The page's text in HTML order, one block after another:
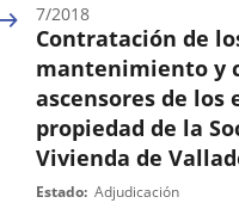
Contratación de
mantenimiento y
ascensores de los
propiedad de la
Vivienda de
Nº
7/2018
Estado Adjudicación